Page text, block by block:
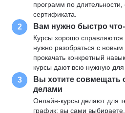
программ по
сертификата.
2 Вам нужно быстро
Курсы хорошо
нужно разобраться с
прокачать конкретный
курсы дают всю нужную
3
Вы хотите совмещать
делами
Онлайн-курсы делают для
график: вы сами выбираете,